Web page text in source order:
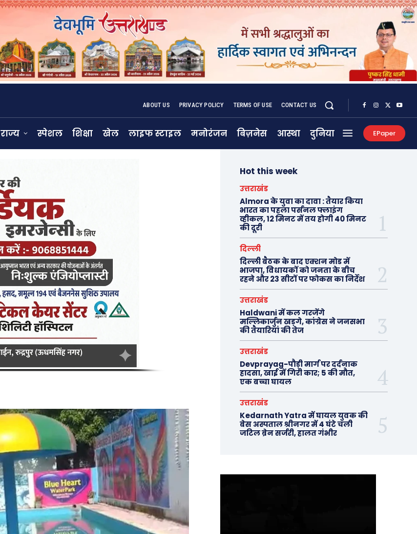
ABOUT US PRIVACY POLICY TERMS OF USE CONTACT US
राज्य स्पेशल शिक्षा खेल लाइफ स्टाइल मनोरंजन बिज़नेस आस्था दुनिया EPaper
Hot this week
उत्तराखंड
Almora के युवा का दावा : तैयार किया
भारत का पहला पर्सनल फ्लाइंग
व्हीकल, 12 मिनट में तय होगी 40 मिनट
की दूरी
दिल्ली
दिल्ली बैठक के बाद एक्शन मोड में
भाजपा, विधायकों को जनता के बीच
रहने और 23 सीटों पर फोकस का निर्देश
उत्तराखंड
Haldwani में कल गरजेंगे
मल्लिकार्जुन खड़गे, कांग्रेस ने जनसभा
की तैयारियां की तेज
उत्तराखंड
Devprayag-पौड़ी मार्ग पर दर्दनाक
हादसा, खाई में गिरी कार; 5 की मौत,
एक बच्चा घायल
उत्तराखंड
Kedarnath Yatra में घायल युवक की
बेस अस्पताल श्रीनगर में 4 घंटे चली
जटिल ब्रेन सर्जरी, हालत गंभीर